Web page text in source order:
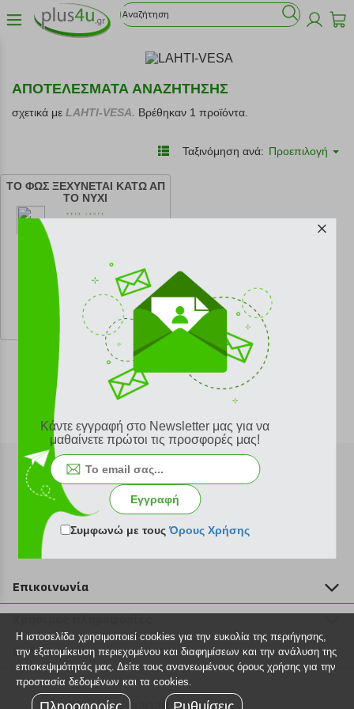
ΑΠΟΤΕΛΕΣΜΑΤΑ ΑΝΑΖΗΤΗΣΗΣ
σχετικά με LAHTI-VESA. Βρέθηκαν 1 προϊόντα.
Ταξινόμηση ανά: Προεπιλογή
ΤΟ ΦΩΣ ΞΕΧΥΝΕΤΑΙ ΚΑΤΩ ΑΠ
ΤΟ ΝΥΧΙ
κωδ. 108166287
8.96 €
Ελάχιστη 30 ημερών 9.96 €
Προτεινόμενη λιανική 9.96 €
Εγγραφή στο newsletter
Επικοινωνία
211 2000 700
info@plus4u.gr
Η εταιρία
Σημεία παραλαβής
Ευκαιρίες καριέρας
Βοήθεια
Εξέλιξη παραγγελίας
Τρόποι παραγγελίας
Κάντε εγγραφή στο Newsletter μας για να
μαθαίνετε πρώτοι τις προσφορές μας!
Εγγραφή
Συμφωνώ με τουςΌρους Χρήσης
Η ιστοσελίδα χρησιμοποιεί cookies για την ευκολία της περιήγησης,
την εξατομίκευση περιεχομένου και διαφημίσεων και την ανάλυση της
επισκεψιμότητάς μας. Δείτε τους ανανεωμένους όρους χρήσης για την
προστασία δεδομένων και τα cookies.